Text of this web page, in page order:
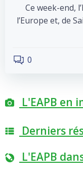
Ce week-end,
l’Europe et, de
0
L'EAPB en
Derniers
L'EAPB